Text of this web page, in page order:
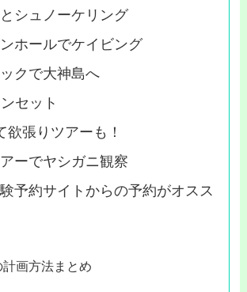
シュノーケリング
ホールでケイビング
クで大神島へ
セット
欲張りツアーも！
ーでヤシガニ観察
予約サイトからの予約がオスス
画方法まとめ